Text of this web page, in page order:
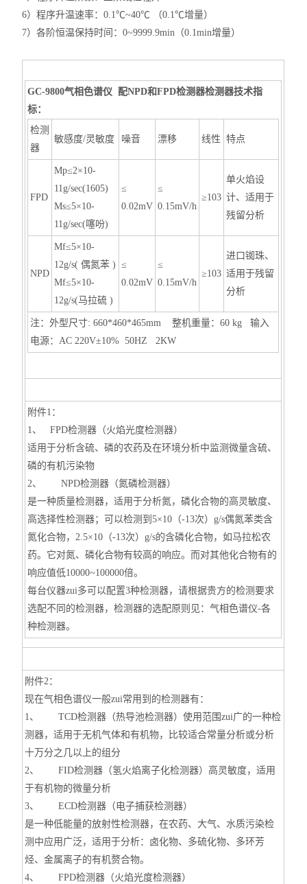
6）程序升温速率：0.1℃~40℃ （0.1℃增量）
7）各阶恒温保持时间：0~9999.9min（0.1min增量）
GC-9800气相色谱仪 配NPD和FPD检测器检测器技术指
标：
检测
器
敏感度/灵敏度 噪音 漂移 线性 特点
FPD
Mp≤2×10-
11g/sec(1605)
Ms≤5×10-
11g/sec(噻吩)
≤
0.02mV
≤
0.15mV/h
≥103
单火焰设
计、适用于
残留分析
NPD
Mf≤5×10-
12g/s( 偶氮苯 )
Mf≤5×10-
12g/s(马拉硫 )
≤
0.02mV
≤
0.15mV/h
≥103
进口铷珠、
适用于残留
分析
注：外型尺寸: 660*460*465mm 整机重量：60 kg 输入
电源：AC 220V±10% 50HZ 2KW
附件1：
1、 FPD检测器（火焰光度检测器）
适用于分析含硫、磷的农药及在环境分析中监测微量含硫、
磷的有机污染物
2、 NPD检测器（氮磷检测器）
是一种质量检测器，适用于分析氮，磷化合物的高灵敏度、
高选择性检测器；可以检测到5×10（-13次）g/s偶氮苯类含
氮化合物，2.5×10（-13次）g/s的含磷化合物，如马拉松农
药。它对氮、磷化合物有较高的响应。而对其他化合物有的
响应值低10000~100000倍。
每台仪器zui多可以配置3种检测器，请根据贵方的检测要求
选配不同的检测器，检测器的选配原则见：气相色谱仪-各
种检测器。
附件2：
现在气相色谱仪一般zui常用到的检测器有：
1、 TCD检测器（热导池检测器）使用范围zui广的一种检
测器，适用于无机气体和有机物，比较适合常量分析或分析
十万分之几以上的组分
2、 FID检测器（氢火焰离子化检测器）高灵敏度，适用
于有机物的微量分析
3、 ECD检测器（电子捕获检测器）
是一种低能量的放射性检测器，在农药、大气、水质污染检
测中应用广泛，适用于分析：卤化物、多硫化物、多环芳
烃、金属离子的有机赘合物。
4、 FPD检测器（火焰光度检测器）